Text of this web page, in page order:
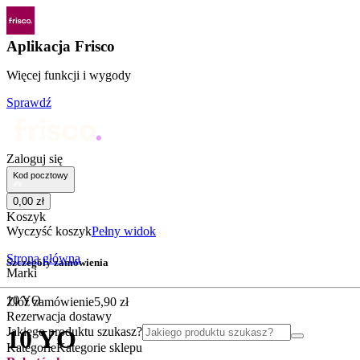
Aplikacja Frisco
Więcej funkcji i wygody
Sprawdź
Zaloguj się
Kod pocztowy
0,00 zł
Koszyk
Wyczyść koszykPełny widok
Szczegóły zamówienia
Złóż zamówienie5,90 zł
Rezerwacja dostawy
Jakiego produktu szukasz?
KategorieKategorie sklepu
Strona główna
Marki
10 YO
10 YO